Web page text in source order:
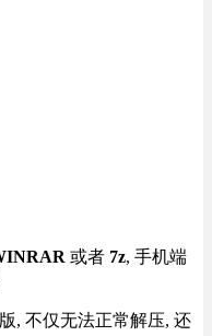
或者 7z, 手机端
, 不仅无法正常解压, 还